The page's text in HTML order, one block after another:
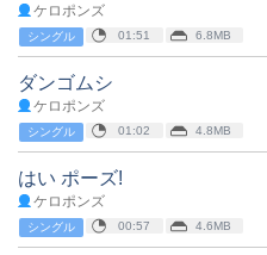
ケロポンズ
シングル 01:51 6.8MB
ダンゴムシ
ケロポンズ
シングル 01:02 4.8MB
はい ポーズ!
ケロポンズ
シングル 00:57 4.6MB